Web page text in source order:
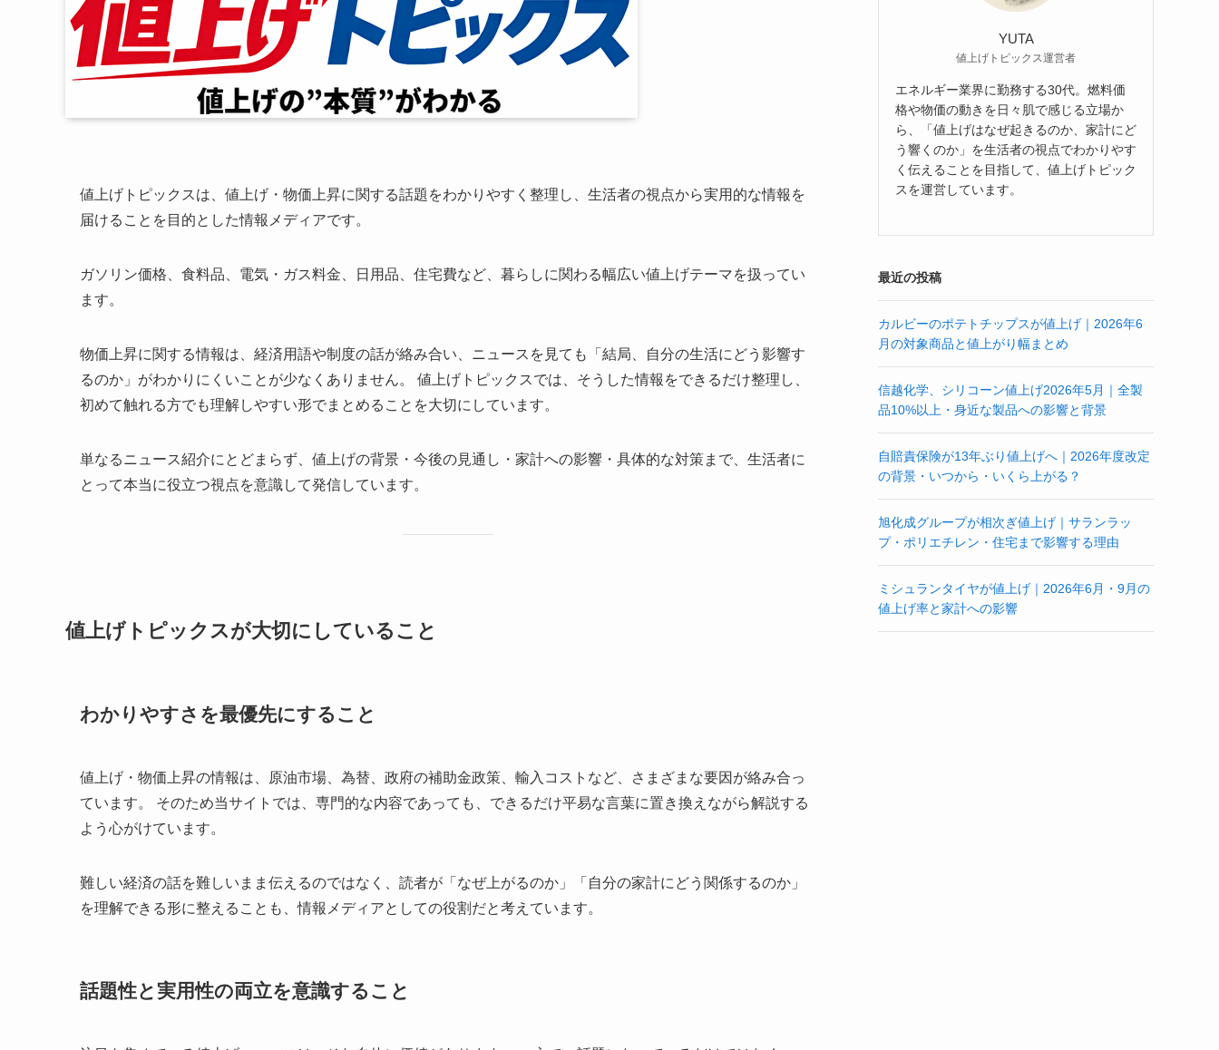
値上げトピックスは、値上げ・物価上昇に関する話題をわかりやすく整理し、生活者の視点から実用的な情報を
届けることを目的とした情報メディアです。
ガソリン価格、食料品、電気・ガス料金、日用品、住宅費など、暮らしに関わる幅広い値上げテーマを扱ってい
ます。
物価上昇に関する情報は、経済用語や制度の話が絡み合い、ニュースを見ても「結局、自分の生活にどう影響す
るのか」がわかりにくいことが少なくありません。 値上げトピックスでは、そうした情報をできるだけ整理し、
初めて触れる方でも理解しやすい形でまとめることを大切にしています。
単なるニュース紹介にとどまらず、値上げの背景・今後の見通し・家計への影響・具体的な対策まで、生活者に
とって本当に役立つ視点を意識して発信しています。
値上げトピックスが大切にしていること
わかりやすさを最優先にすること
値上げ・物価上昇の情報は、原油市場、為替、政府の補助金政策、輸入コストなど、さまざまな要因が絡み合っ
ています。 そのため当サイトでは、専門的な内容であっても、できるだけ平易な言葉に置き換えながら解説する
よう心がけています。
難しい経済の話を難しいまま伝えるのではなく、読者が「なぜ上がるのか」「自分の家計にどう関係するのか」
を理解できる形に整えることも、情報メディアとしての役割だと考えています。
話題性と実用性の両立を意識すること
YUTA
値上げトピックス運営者
エネルギー業界に勤務する30代。燃料価
格や物価の動きを日々肌で感じる立場か
ら、「値上げはなぜ起きるのか、家計にど
う響くのか」を生活者の視点でわかりやす
く伝えることを目指して、値上げトピック
スを運営しています。
最近の投稿
カルビーのポテトチップスが値上げ｜2026年6
月の対象商品と値上がり幅まとめ
信越化学、シリコーン値上げ2026年5月｜全製
品10%以上・身近な製品への影響と背景
自賠責保険が13年ぶり値上げへ｜2026年度改定
の背景・いつから・いくら上がる？
旭化成グループが相次ぎ値上げ｜サランラッ
プ・ポリエチレン・住宅まで影響する理由
ミシュランタイヤが値上げ｜2026年6月・9月の
値上げ率と家計への影響